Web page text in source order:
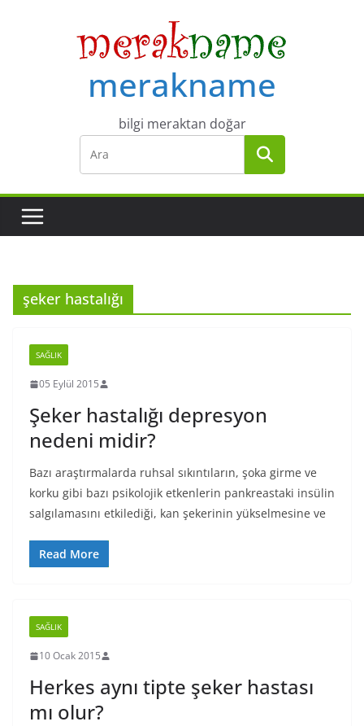
merakname
bilgi meraktan doğar
şeker hastalığı
SAĞLIK
05 Eylül 2015
Şeker hastalığı depresyon
nedeni midir?
Bazı araştırmalarda ruhsal sıkıntıların, şoka girme ve
korku gibi bazı psikolojik etkenlerin pankreastaki insülin
salgılamasını etkilediği, kan şekerinin yükselmesine ve
Read More
SAĞLIK
10 Ocak 2015
Herkes aynı tipte şeker hastası
mı olur?